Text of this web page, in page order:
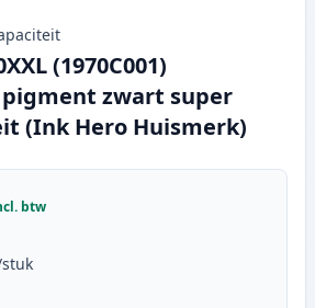
(1970C001)
zwart super
(Ink Hero Huismerk)
btw